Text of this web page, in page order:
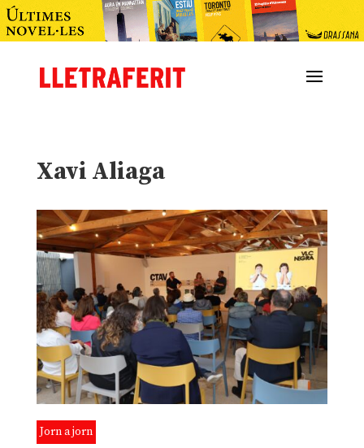
Xavi Aliaga
Jorn a jorn